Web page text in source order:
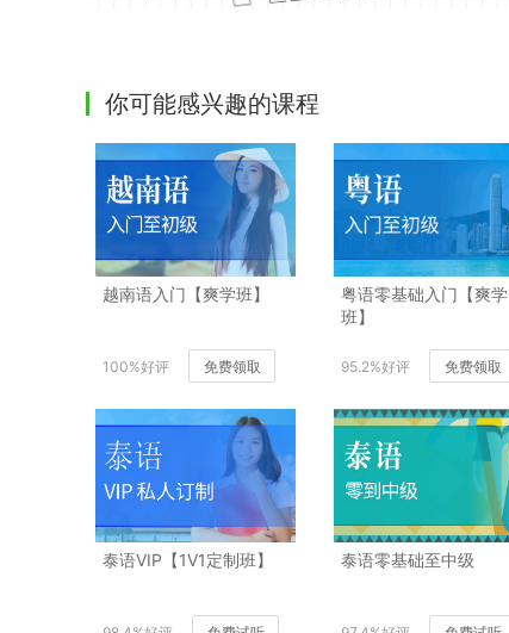
你可能感兴趣的课程
越南语入门【爽学班】
100%好评 免费领取
粤语零基础入门【爽学
班】
95.2%好评 免费领取
泰语VIP【1V1定制班】 泰语零基础至中级